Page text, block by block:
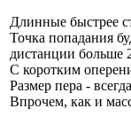
Длинные быстрее
Точка попадания
дистанции больше
С коротким
Размер пера -
Впрочем, как и